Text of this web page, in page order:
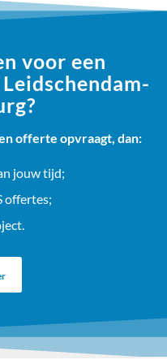
voor een
offerte opvraagt, dan:
jouw tijd;
offertes;